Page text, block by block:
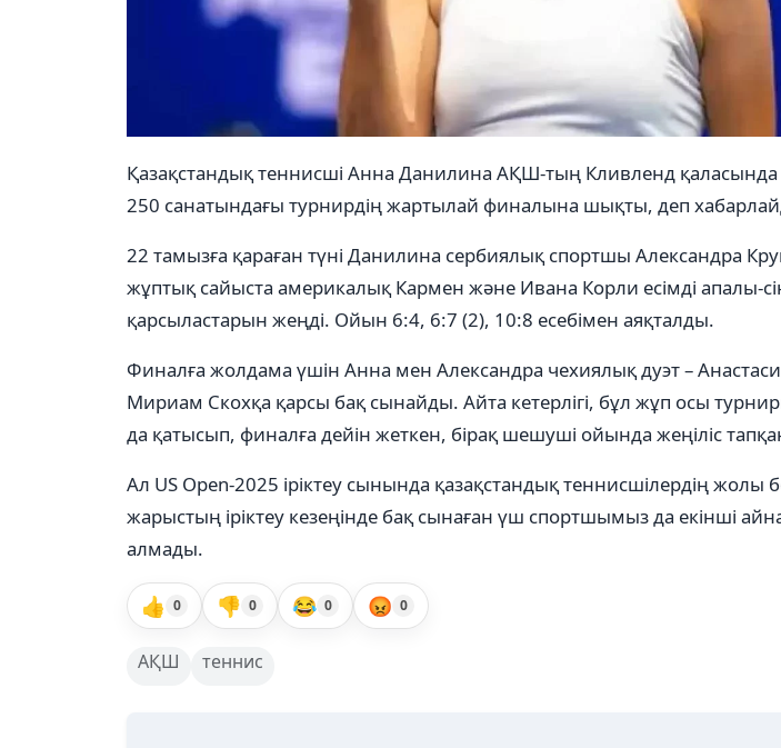
Қазақстандық теннисші Анна Данилина АҚШ-тың Кливленд қаласында
250 санатындағы турнирдің жартылай финалына шықты, деп
22 тамызға қараған түні Данилина сербиялық спортшы Александра
жұптық сайыста америкалық Кармен және Ивана Корли есімді апалы-
қарсыластарын жеңді. Ойын 6:4, 6:7 (2), 10:8 есебімен аяқталды.
Финалға жолдама үшін Анна мен Александра чехиялық дуэт –
Мириам Скохқа қарсы бақ сынайды. Айта кетерлігі, бұл жұп осы
да қатысып, финалға дейін жеткен, бірақ шешуші ойында жеңіліс
Ал US Open-2025 іріктеу сынында қазақстандық теннисшілердің жолы
жарыстың іріктеу кезеңінде бақ сынаған үш спортшымыз да екінші
алмады.
👍 0 👎 0 😂 0 😡 0
АҚШ теннис